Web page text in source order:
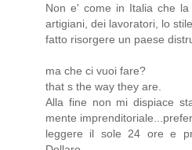
Non e' come in Italia che
artigiani, dei lavoratori, lo
fatto risorgere un paese
ma che ci vuoi fare?
that s the way they are.
Alla fine non mi dispiace
mente
leggere il sole 24 ore e